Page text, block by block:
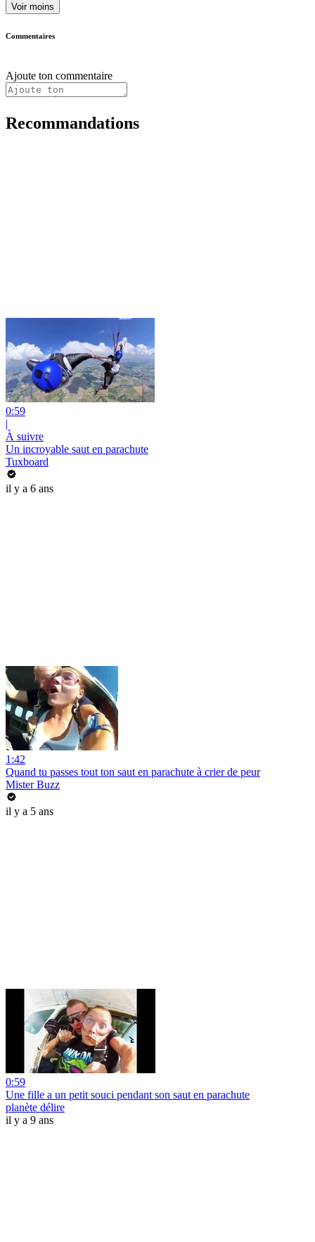
Voir moins
Commentaires
Ajoute ton commentaire
Recommandations
0:59
|
À suivre
Un incroyable saut en parachute
Tuxboard
il y a 6 ans
1:42
Quand tu passes tout ton saut en parachute à crier de peur
Mister Buzz
il y a 5 ans
0:59
Une fille a un petit souci pendant son saut en parachute
planète délire
il y a 9 ans